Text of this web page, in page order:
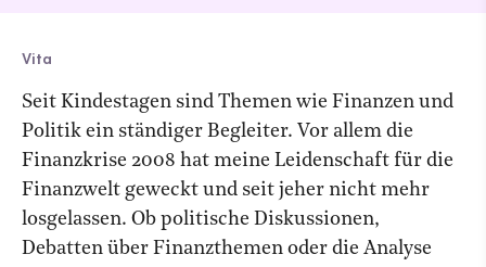
Vita
Seit Kindestagen sind Themen wie Finanzen und
Politik ein ständiger Begleiter. Vor allem die
Finanzkrise 2008 hat meine Leidenschaft für die
Finanzwelt geweckt und seit jeher nicht mehr
losgelassen. Ob politische Diskussionen,
Debatten über Finanzthemen oder die Analyse